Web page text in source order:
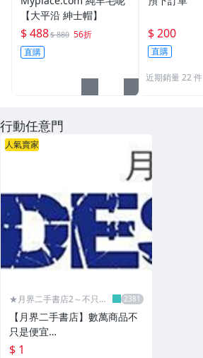
【大平沿 紳士帽】
$ 488$ 880 56折
直購
$ 200
直購
近期銷量 22 件
行動任意門
人氣賣家
★月界二手書店2～不只是
【月界二手書店】數萬商品不
只是便宜…
$ 1